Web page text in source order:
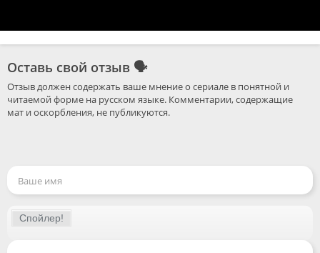
Оставь свой отзыв 🗣
Отзыв должен содержать ваше мнение о сериале в понятной и
читаемой форме на русском языке. Комментарии, содержащие